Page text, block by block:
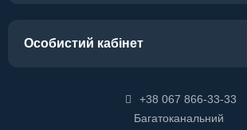
Особистий кабінет
+38 067 866-33-33
Багатоканальний